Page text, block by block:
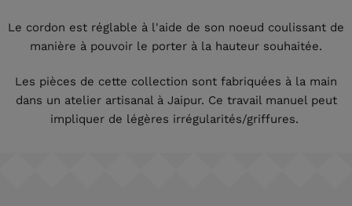
Le cordon est réglable à l'aide de son noeud coulissant de
manière à pouvoir le porter à la hauteur souhaitée.
Les pièces de cette collection sont fabriquées à la main
dans un atelier artisanal à Jaipur. Ce travail manuel peut
impliquer de légères irrégularités/griffures.